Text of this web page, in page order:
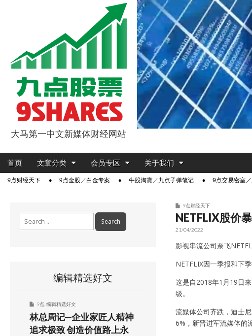
9点股票
大马第一中文新媒体财经网站
Main
Skip
content
首页 文章分类 会员专区 关于我们
Sub9点财经天下 9点金股／白金专案 牛股淘寶／九点子弹笔记 9点交易密室
9点财经天下
NETFLIX股价
21/04/2022
影视串流公司奈飞
NETFLIX因一季报和下
这是自2018年1月19日
级。
流媒体公司齐跌，迪士
6%，新晋进军流媒体的
编辑精选好文
9点 编辑精选好文
林总周记─企业家匠人精神
追求极致 创造价值路上永